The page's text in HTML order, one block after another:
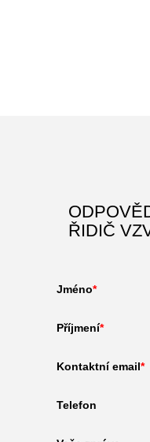
ŘIDIČ
Jméno
Příjmení
Kontaktní email
Telefon